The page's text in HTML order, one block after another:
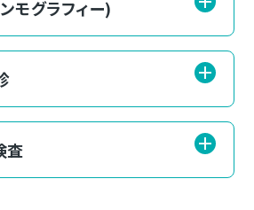
モグラフィー)
査